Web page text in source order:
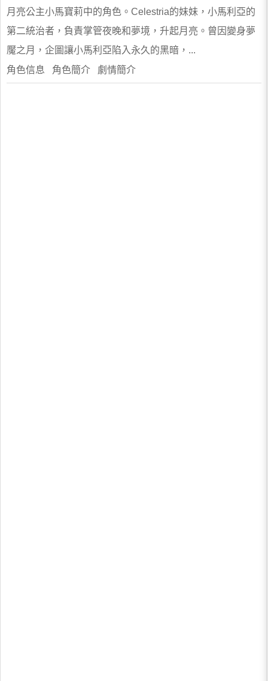
月亮公主小馬寶莉中的角色。Celestria的妹妹，小馬利亞的
第二統治者，負責掌管夜晚和夢境，升起月亮。曾因變身夢
魘之月，企圖讓小馬利亞陷入永久的黑暗，...
角色信息 角色簡介 劇情簡介